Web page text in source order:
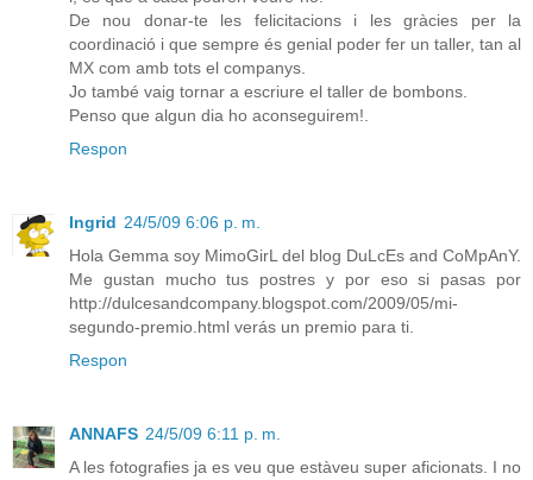
De nou donar-te les felicitacions i les gràcies per la
coordinació i que sempre és genial poder fer un taller, tan al
MX com amb tots el companys.
Jo també vaig tornar a escriure el taller de bombons.
Penso que algun dia ho aconseguirem!.
Respon
Ingrid 24/5/09 6:06 p. m.
Hola Gemma soy MimoGirL del blog DuLcEs and CoMpAnY.
Me gustan mucho tus postres y por eso si pasas por
http://dulcesandcompany.blogspot.com/2009/05/mi-
segundo-premio.html verás un premio para ti.
Respon
ANNAFS 24/5/09 6:11 p. m.
A les fotografies ja es veu que estàveu super aficionats. I no